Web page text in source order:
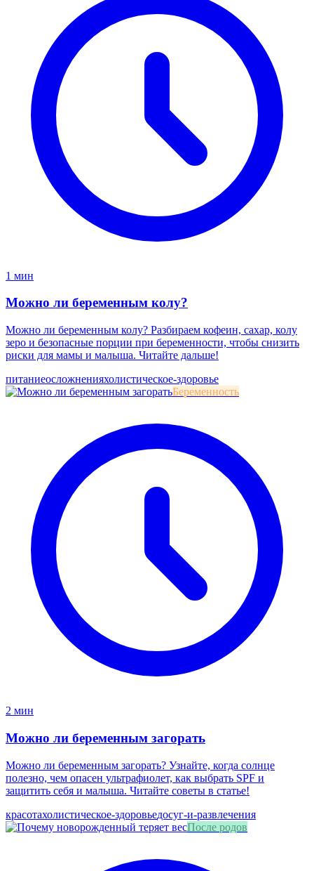
1 мин
Можно ли беременным колу?
Можно ли беременным колу? Разбираем кофеин, сахар, колу
зеро и безопасные порции при беременности, чтобы снизить
риски для мамы и малыша. Читайте дальше!
питаниеосложненияхолистическое-здоровье
Беременность
2 мин
Можно ли беременным загорать
Можно ли беременным загорать? Узнайте, когда солнце
полезно, чем опасен ультрафиолет, как выбрать SPF и
защитить себя и малыша. Читайте советы в статье!
красотахолистическое-здоровьедосуг-и-развлечения
После родов